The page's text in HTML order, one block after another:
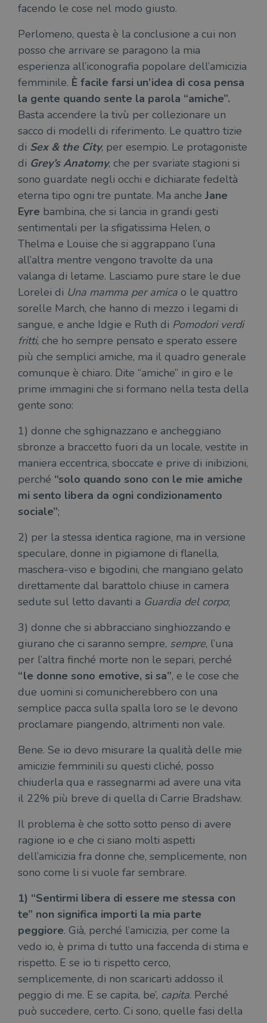
facendo le cose nel modo giusto.
Perlomeno, questa è la conclusione a cui non
posso che arrivare se paragono la mia
esperienza all’iconografia popolare dell’amicizia
femminile. È facile farsi un’idea di cosa pensa
la gente quando sente la parola “amiche”.
Basta accendere la tivù per collezionare un
sacco di modelli di riferimento. Le quattro tizie
di Sex & the City, per esempio. Le protagoniste
di Grey’s Anatomy, che per svariate stagioni si
sono guardate negli occhi e dichiarate fedeltà
eterna tipo ogni tre puntate. Ma anche Jane
Eyre bambina, che si lancia in grandi gesti
sentimentali per la sfigatissima Helen, o
Thelma e Louise che si aggrappano l’una
all’altra mentre vengono travolte da una
valanga di letame. Lasciamo pure stare le due
Lorelei di Una mamma per amica o le quattro
sorelle March, che hanno di mezzo i legami di
sangue, e anche Idgie e Ruth di Pomodori verdi
fritti, che ho sempre pensato e sperato essere
più che semplici amiche, ma il quadro generale
comunque è chiaro. Dite “amiche” in giro e le
prime immagini che si formano nella testa della
gente sono:
1) donne che sghignazzano e ancheggiano
sbronze a braccetto fuori da un locale, vestite in
maniera eccentrica, sboccate e prive di inibizioni,
perché “solo quando sono con le mie amiche
mi sento libera da ogni condizionamento
sociale”;
2) per la stessa identica ragione, ma in versione
speculare, donne in pigiamone di flanella,
maschera-viso e bigodini, che mangiano gelato
direttamente dal barattolo chiuse in camera
sedute sul letto davanti a Guardia del corpo;
3) donne che si abbracciano singhiozzando e
giurano che ci saranno sempre, sempre, l’una
per l’altra finché morte non le separi, perché
“le donne sono emotive, si sa”, e le cose che
due uomini si comunicherebbero con una
semplice pacca sulla spalla loro se le devono
proclamare piangendo, altrimenti non vale.
Bene. Se io devo misurare la qualità delle mie
amicizie femminili su questi cliché, posso
chiuderla qua e rassegnarmi ad avere una vita
il 22% più breve di quella di Carrie Bradshaw.
Il problema è che sotto sotto penso di avere
ragione io e che ci siano molti aspetti
dell’amicizia fra donne che, semplicemente, non
sono come li si vuole far sembrare.
1) “Sentirmi libera di essere me stessa con
te” non significa importi la mia parte
peggiore. Già, perché l’amicizia, per come la
vedo io, è prima di tutto una faccenda di stima e
rispetto. E se io ti rispetto cerco,
semplicemente, di non scaricarti addosso il
peggio di me. E se capita, be’, capita. Perché
può succedere, certo. Ci sono, quelle fasi della